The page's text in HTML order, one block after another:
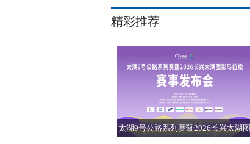
精彩推荐
太湖9号公路系列赛暨2026长兴太湖图